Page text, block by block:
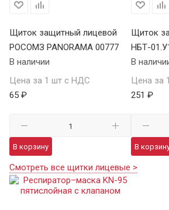
Щиток защитный лицевой
РОСОМЗ PANORAMA 00777
В наличии
Цена за 1 шт с НДС
65 ₽
В корзину
Щиток
НБТ-
В
Цена за
251 ₽
В
Смотреть все щитки лицевые >